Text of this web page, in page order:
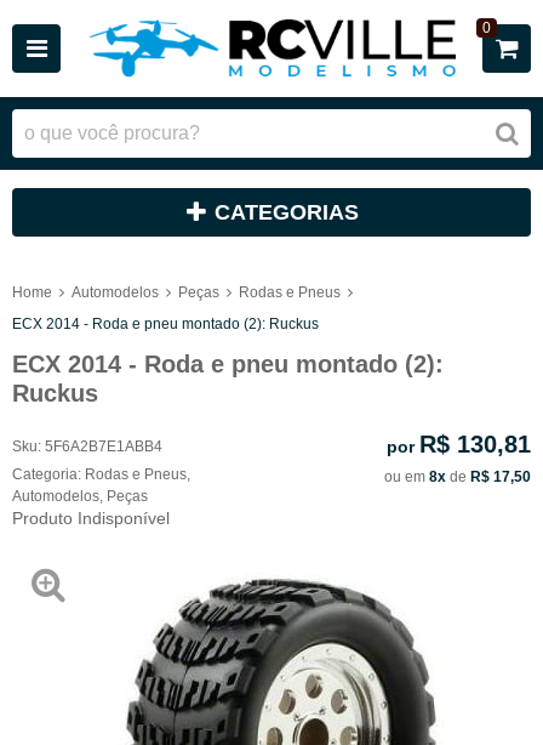
0
CATEGORIAS
Home Automodelos Peças
Rodas e Pneus
ECX 2014 - Roda e pneu montado (2): Ruckus
ECX 2014 - Roda e pneu montado (2):
Ruckus
Sku: 5F6A2B7E1ABB4
Categoria: Rodas e Pneus
Automodelos Peças
Produto Indisponível
por R$ 130,81
ou em 8x de R$ 17,50